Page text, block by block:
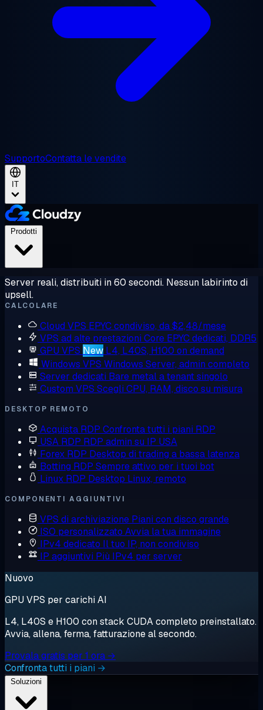
SupportoContatta le vendite
IT
Server reali, distribuiti in 60 secondi. Nessun labirinto di
upsell.
CALCOLARE
Cloud VPS EPYC condiviso, da $2,48/mese
VPS ad alte prestazioni Core EPYC dedicati, DDR5
GPU VPS New L4, L40S, H100 on demand
Windows VPS Windows Server, admin completo
Server dedicati Bare metal a tenant singolo
Custom VPS Scegli CPU, RAM, disco su misura
DESKTOP REMOTO
Acquista RDP Confronta tutti i piani RDP
USA RDP RDP admin su IP USA
Forex RDP Desktop di trading a bassa latenza
Botting RDP Sempre attivo per i tuoi bot
Linux RDP Desktop Linux, remoto
COMPONENTI AGGIUNTIVI
VPS di archiviazione Piani con disco grande
ISO personalizzato Avvia la tua immagine
IPv4 dedicato Il tuo IP, non condiviso
IP aggiuntivi Più IPv4 per server
Nuovo
GPU VPS per carichi AI
L4, L40S e H100 con stack CUDA completo preinstallato.
Avvia, allena, ferma, fatturazione al secondo.
Provala gratis per 1 ora →
Confronta tutti i piani →